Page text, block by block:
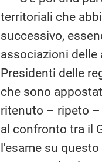
territoriali che
successivo,
associazioni delle
Presidenti delle
che sono
ritenuto – ripeto
al confronto tra il
l'esame su